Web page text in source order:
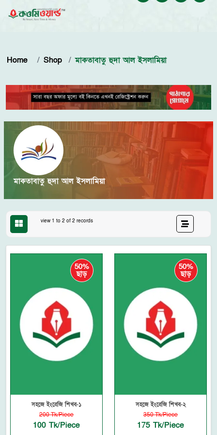
Home Shop মাকতাবাতু হুদা আল ইসলামিয়া
মাকতাবাতু হুদা আল ইসলামিয়া
view 1 to 2 of 2 records
50%
ছাড়
সহজে ইংরেজি শিখব-১
200 Tk/Piece
100 Tk/Piece
50%
ছাড়
সহজে ইংরেজি শিখব-২
350 Tk/Piece
175 Tk/Piece